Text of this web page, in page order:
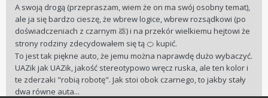
A swoją drogą (przepraszam, wiem że on ma swój osobny temat),
ale ja się bardzo cieszę, że wbrew logice, wbrew rozsądkowi (po
doświadczeniach z czarnym 💩) i na przekór wielkiemu hejtowi że
strony rodziny zdecydowałem się tą 🍊 kupić.
To jest tak piękne auto, że jemu można naprawdę dużo wybaczyć.
UAZik jak UAZik, jakość stereotypowo wręcz ruska, ale ten kolor i
te zderzaki "robią robotę". Jak stoi obok czarnego, to jakby stały
dwa równe auta...